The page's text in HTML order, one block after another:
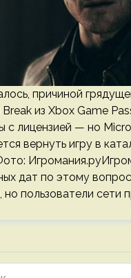
причиной
из Xbox Game
с лицензией — но
вернуть игру в
дат по этому
но пользователи сети